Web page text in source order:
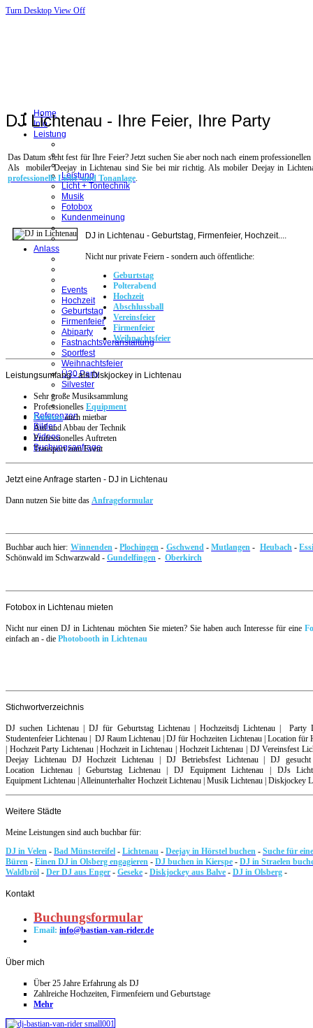
Turn Desktop View Off
Home
Info
Leistung
Leistung
Licht + Tontechnik
Musik
Fotobox
Kundenmeinung
Anlass
Events
Hochzeit
Geburtstag
Firmenfeier
Abiparty
Fastnachtsveranstaltung
Sportfest
Weihnachtsfeier
Ü30 Party
Silvester
Referenzen
Bilder
Videos
Buchungsanfrage
DJ Lichtenau - Ihre Feier, Ihre Party
Das Datum steht fest für Ihre Feier? Jetzt suchen Sie aber noch nach einem
Als mobiler Deejay in Lichtenau sind Sie bei mir richtig. Als mobiler Deejay in
professionelle Licht- und Tonanlage.
DJ in Lichtenau - Geburtstag, Firmenfeier, Hochzeit....
Nicht nur private Feiern - sondern auch öffentliche:
Geburtstag
Polterabend
Hochzeit
Abschlussball
Vereinsfeier
Firmenfeier
Weihnachtsfeier
Leistungsumfang - als Diskjockey in Lichtenau
Sehr große Musiksammlung
Professionelles Equipment
Fotoboxauch mietbar
Auf und Abbau der Technik
Professionelles Auftreten
Transport zum Event
Jetzt eine Anfrage starten - DJ in Lichtenau
Dann nutzen Sie bitte das Anfrageformular
Buchbar auch hier: Winnenden-Plochingen - Gschwend-Mutlangen - Heubach-
Schönwald im Schwarzwald - Gundelfingen - Oberkirch
Fotobox in Lichtenau mieten
Nicht nur einen DJ in Lichtenau möchten Sie mieten? Sie haben auch Interesse für eine
einfach an - die Photobooth in Lichtenau
Stichwortverzeichnis
DJ suchen Lichtenau | DJ für Geburtstag Lichtenau | Hochzeitsdj Lichtenau |
Studentenfeier Lichtenau | DJ Raum Lichtenau | DJ für Hochzeiten Lichtenau | Location
| Hochzeit Party Lichtenau | Hochzeit in Lichtenau | Hochzeit Lichtenau | DJ Vereinsfest
Deejay Lichtenau DJ Hochzeit Lichtenau | DJ Betriebsfest Lichtenau | DJ
Location Lichtenau | Geburtstag Lichtenau | DJ Equipment Lichtenau | DJs
Equipment Lichtenau | Alleinunterhalter Hochzeit Lichtenau | Musik Lichtenau | Diskjockey
Weitere Städte
Meine Leistungen sind auch buchbar für:
DJ in Velen - Bad Münstereifel - Lichtenau - Deejay in Hörstel buchen - Suche für
Büren - Einen DJ in Olsberg engagieren - DJ buchen in Kierspe - DJ in Straelen
Waldbröl - Der DJ aus Enger - Geseke - Diskjockey aus Balve - DJ in Olsberg -
Kontakt
Buchungsformular
Email: info@bastian-van-rider.de
Über mich
Über 25 Jahre Erfahrung als DJ
Zahlreiche Hochzeiten, Firmenfeiern und Geburtstage
Mehr